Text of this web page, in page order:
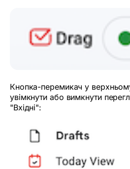
Кнопка-перемикач у
увімкнути або вимкнути
"Вхідні":